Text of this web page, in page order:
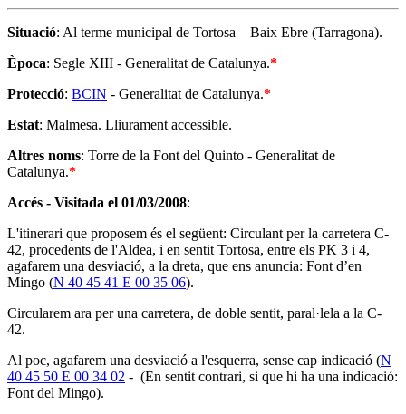
Situació: Al terme municipal de Tortosa – Baix Ebre (Tarragona).
Època: Segle XIII - Generalitat de Catalunya.*
Protecció: BCIN - Generalitat de Catalunya.*
Estat: Malmesa. Lliurament accessible.
Altres noms: Torre de la Font del Quinto - Generalitat de
Catalunya.*
Accés - Visitada el 01/03/2008:
L'itinerari que proposem és el següent: Circulant per la carretera C-
42, procedents de l'Aldea, i en sentit Tortosa, entre els PK 3 i 4,
agafarem una desviació, a la dreta, que ens anuncia: Font d’en
Mingo (N 40 45 41 E 00 35 06).
Circularem ara per una carretera, de doble sentit, paral·lela a la C-
42.
Al poc, agafarem una desviació a l'esquerra, sense cap indicació (N
40 45 50 E 00 34 02 - (En sentit contrari, si que hi ha una indicació:
Font del Mingo).